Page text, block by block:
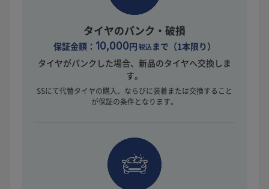
タイヤのパンク・破損
保証金額： 10,000円税込まで（1本限り）
タイヤがパンクした場合、新品のタイヤへ交換しま
す。
SSにて代替タイヤの購入、ならびに装着または交換すること
が保証の条件となります。